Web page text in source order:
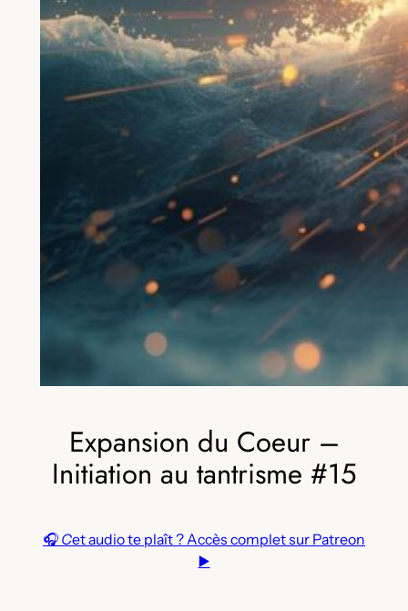
Expansion du Coeur –
Initiation au tantrisme #15
🎧 Cet audio te plaît ? Accès complet sur Patreon
▶️